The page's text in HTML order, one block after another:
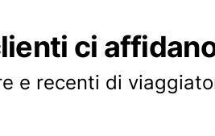
ci
e recenti di